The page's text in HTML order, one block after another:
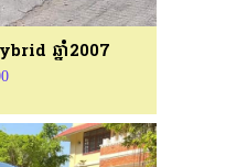
ឆ្នាំ2007